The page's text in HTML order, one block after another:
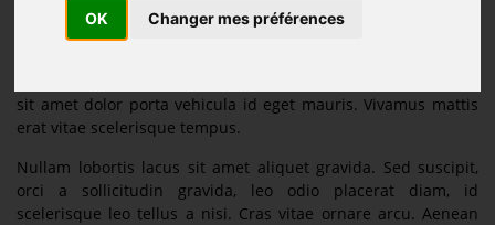
OK Changer mes préférences
Lorem ipsum dolor sit amet, consectetur adipiscing elit.
Curabitur laoreet ut sapien auctor consequat. In eu dignissim
sit amet dolor porta vehicula id eget mauris. Vivamus mattis
erat vitae scelerisque tempus.
Nullam lobortis lacus sit amet aliquet gravida. Sed suscipit,
orci a sollicitudin gravida, leo odio placerat diam, id
scelerisque leo tellus a nisi. Cras vitae ornare arcu. Aenean